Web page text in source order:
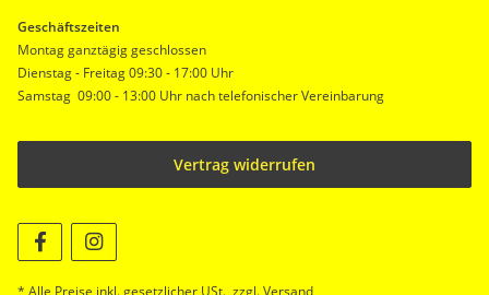
Geschäftszeiten
Montag ganztägig geschlossen
Dienstag - Freitag 09:30 - 17:00 Uhr
Samstag 09:00 - 13:00 Uhr nach telefonischer Vereinbarung
Vertrag widerrufen
* Alle Preise inkl. gesetzlicher USt., zzgl. Versand